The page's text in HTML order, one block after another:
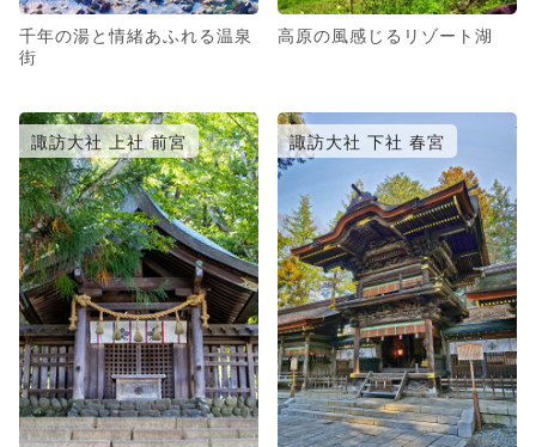
千年の湯と情緒あふれる温泉
街
高原の風感じるリゾート湖
諏訪大社 上社 前宮 諏訪大社 下社 春宮